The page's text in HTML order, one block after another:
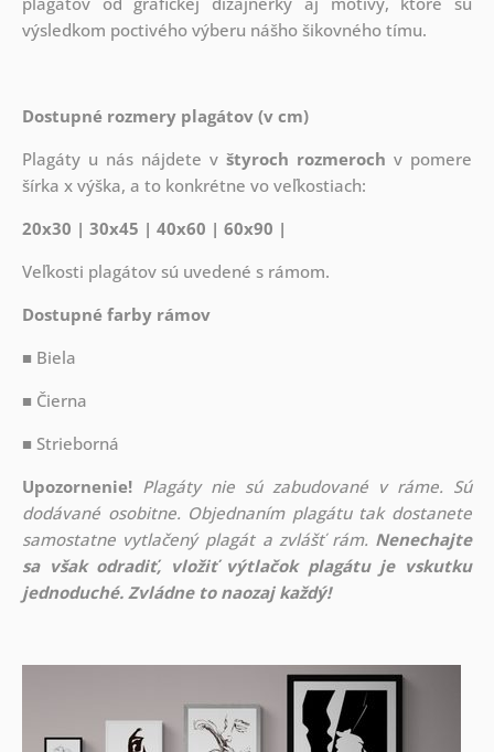
výsledkom poctivého výberu nášho šikovného tímu.
Dostupné rozmery plagátov (v cm)
Plagáty u nás nájdete vštyroch rozmeroch v pomere
šírka x výška, a to konkrétne vo veľkostiach:
20x30 | 30x45 | 40x60 | 60x90 |
Veľkosti plagátov sú uvedené s rámom.
Dostupné farby rámov
■ Biela
■ Čierna
■ Strieborná
Upozornenie! Plagáty nie sú zabudované v ráme. Sú
dodávané osobitne. Objednaním plagátu tak dostanete
samostatne vytlačený plagát a zvlášť rám. Nenechajte
sa však odradiť, vložiť výtlačok plagátu je vskutku
jednoduché. Zvládne to naozaj každý!